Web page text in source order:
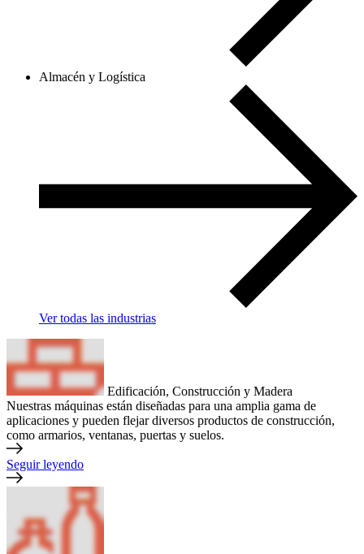
Almacén y Logística
Ver todas las industrias
Edificación, Construcción y Madera
Nuestras máquinas están diseñadas para una amplia gama de
aplicaciones y pueden flejar diversos productos de construcción,
como armarios, ventanas, puertas y suelos.
Seguir leyendo